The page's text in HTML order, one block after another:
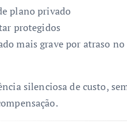
plano privado
protegidos
mais grave por atraso no
silenciosa de custo,